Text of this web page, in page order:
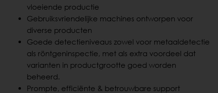
vloeiende productie
Gebruiksvriendelijke machines ontworpen voor
diverse producten
Goede detectieniveaus zowel voor metaaldetectie
als röntgeninspectie, met als extra voordeel dat
varianten in productgrootte goed worden
beheerd.
Prompte, efficiënte & betrouwbare support